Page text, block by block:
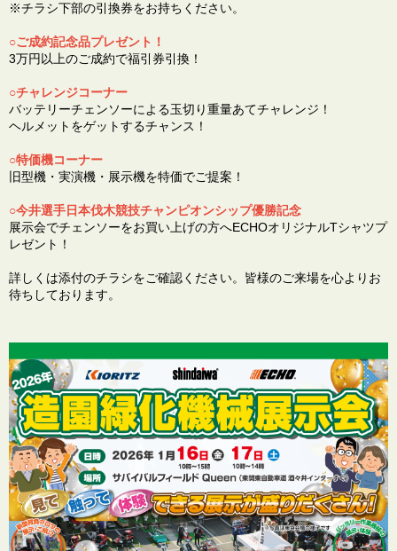
※チラシ下部の引換券をお持ちください。
○ご成約記念品プレゼント！
3万円以上のご成約で福引券引換！
○チャレンジコーナー
バッテリーチェンソーによる玉切り重量あてチャレンジ！
ヘルメットをゲットするチャンス！
○特価機コーナー
旧型機・実演機・展示機を特価でご提案！
○今井選手日本伐木競技チャンピオンシップ優勝記念
展示会でチェンソーをお買い上げの方へECHOオリジナルTシャツプ
レゼント！
詳しくは添付のチラシをご確認ください。皆様のご来場を心よりお
待ちしております。